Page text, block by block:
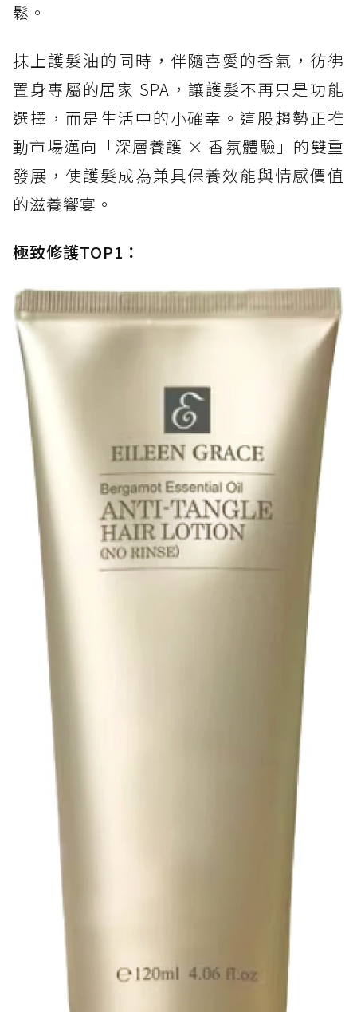
鬆。
抹上護髮油的同時，伴隨喜愛的香氣，彷彿
置身專屬的居家 SPA，讓護髮不再只是功能
選擇，而是生活中的小確幸。這股趨勢正推
動市場邁向「深層養護 × 香氛體驗」的雙重
發展，使護髮成為兼具保養效能與情感價值
的滋養饗宴。
極致修護TOP1：